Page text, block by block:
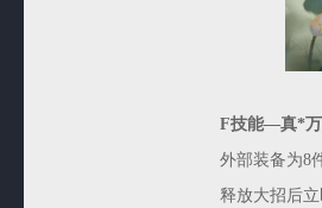
F技能—真*
外部装备为8
释放大招后